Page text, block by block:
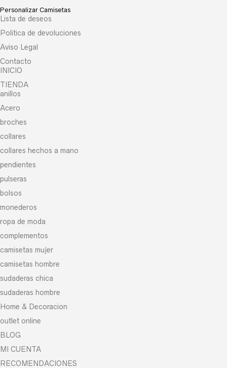
Personalizar Camisetas
Lista de deseos
Politica de devoluciones
Aviso Legal
Contacto
INICIO
TIENDA
anillos
Acero
broches
collares
collares hechos a mano
pendientes
pulseras
bolsos
monederos
ropa de moda
complementos
camisetas mujer
camisetas hombre
sudaderas chica
sudaderas hombre
Home & Decoracion
outlet online
BLOG
MI CUENTA
RECOMENDACIONES